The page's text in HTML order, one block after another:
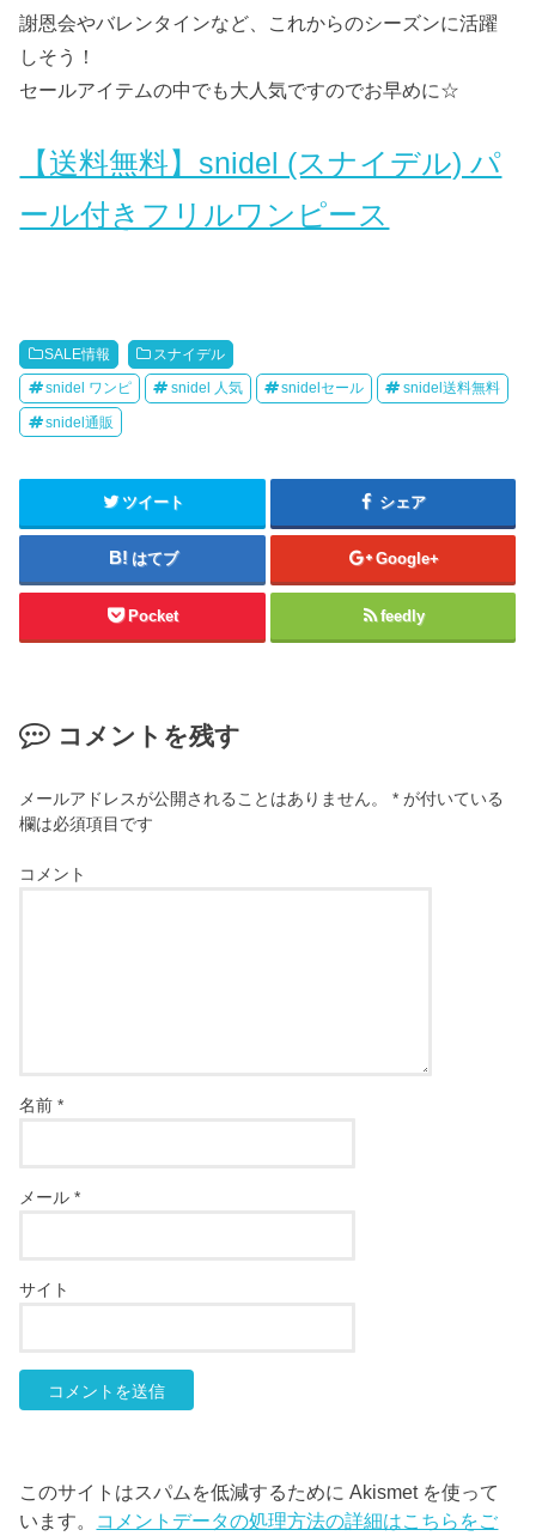
謝恩会やバレンタインなど、これからのシーズンに活躍
しそう！
セールアイテムの中でも大人気ですのでお早めに☆
【送料無料】snidel (スナイデル) パ
ール付きフリルワンピース
SALE情報 スナイデル
snidel ワンピ snidel 人気 snidelセール snidel送料無料
snidel通販
ツイート シェア
はてブ Google+
Pocket feedly
コメントを残す
メールアドレスが公開されることはありません。 * が付いている
欄は必須項目です
コメント
名前*
メール*
サイト
このサイトはスパムを低減するために Akismet を使って
います。 コメントデータの処理方法の詳細はこちらをご